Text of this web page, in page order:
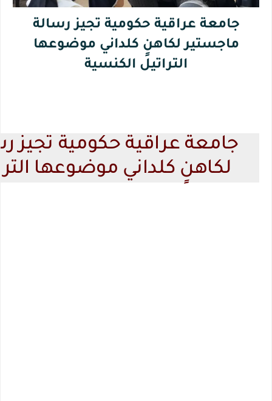
جامعة عراقية حكومية تجيز رسالة
ماجستير لكاهنٍ كلداني موضوعها
التراتيل الكنسية
جامعة عراقية حكومية تجيز
لكاهنٍ كلداني موضوعها